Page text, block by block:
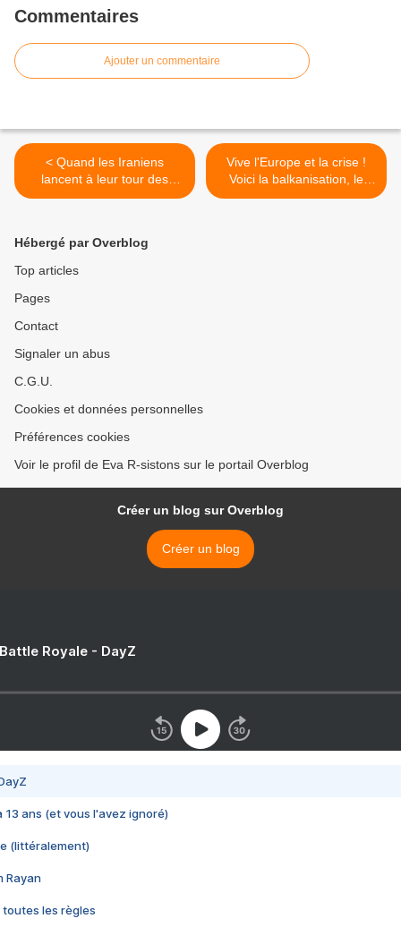
Commentaires
Ajouter un commentaire
< Quand les Iraniens
lancent à leur tour des
cybers attaques
Vive l'Europe et la crise !
Voici la balkanisation, le
séparatisme ! >
Hébergé par Overblog
Top articles
Pages
Contact
Signaler un abus
C.G.U.
Cookies et données personnelles
Préférences cookies
Voir le profil de Eva R-sistons sur le portail Overblog
Créer un blog sur Overblog
Créer un blog
Royale - DayZ
13 ans (et vous l'avez ignoré)
(littéralement)
Rayan
toutes les règles